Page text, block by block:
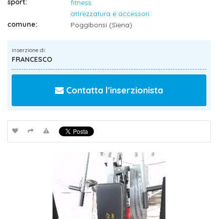
sport:
fitness
attrezzatura e accessori
comune:
Poggibonsi (Siena)
inserzione di:
FRANCESCO
Contatta l'inserzionista